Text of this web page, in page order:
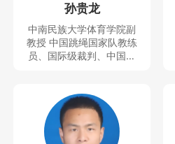
孙贵龙
中南民族大学体育学院副
教授 中国跳绳国家队教练
员、国际级裁判、中国民
民族体育协会民族体育理
论与文化推广委员会副秘
书长、全国学校体育联盟
（教学改革）首席专家等